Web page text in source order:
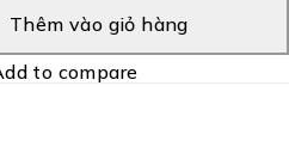
Thêm vào giỏ hàng
to compare